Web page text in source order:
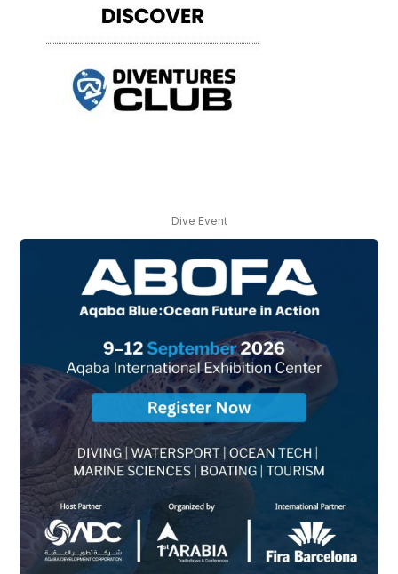
Dive Event